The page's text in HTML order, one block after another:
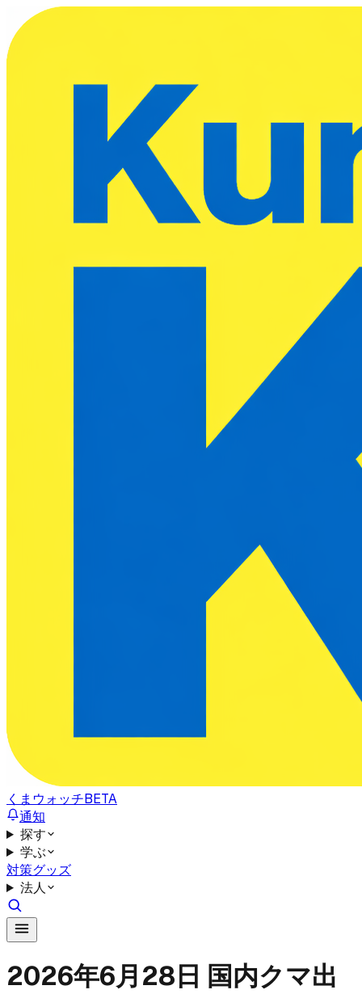
くまウォッチBETA
通知
探す
学ぶ
対策グッズ
法人
2026年6月28日 国内クマ出